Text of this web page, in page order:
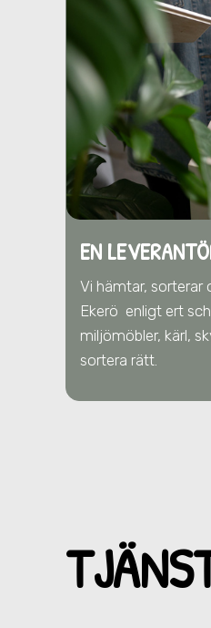
EN
Vi hämtar, sorterar
Ekerö enligt ert
miljömöbler, kärl,
sortera rätt.